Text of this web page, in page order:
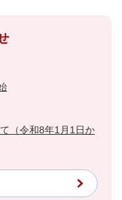
（令和8年1月1日か